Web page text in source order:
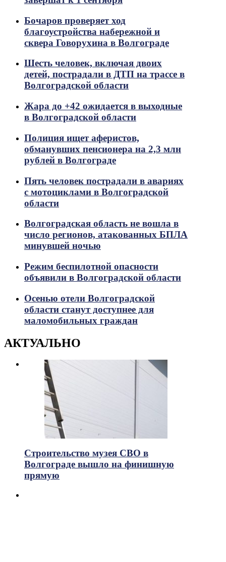
Бочаров проверяет ход
благоустройства набережной и
сквера Говорухина в Волгограде
Шесть человек, включая двоих
детей, пострадали в ДТП на трассе в
Волгоградской области
Жара до +42 ожидается в выходные
в Волгоградской области
Полиция ищет аферистов,
обманувших пенсионера на 2,3 млн
рублей в Волгограде
Пять человек пострадали в авариях
с мотоциклами в Волгоградской
области
Волгоградская область не вошла в
число регионов, атакованных БПЛА
минувшей ночью
Режим беспилотной опасности
объявили в Волгоградской области
Осенью отели Волгоградской
области станут доступнее для
маломобильных граждан
АКТУАЛЬНО
Строительство музея СВО в
Волгограде вышло на финишную
прямую